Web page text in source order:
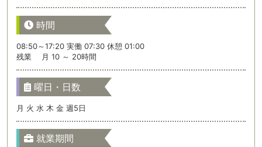
時間
08:50～17:20 実働 07:30 休憩 01:00
残業 月 10 ～ 20時間
曜日・日数
月 火 水 木 金 週5日
就業期間